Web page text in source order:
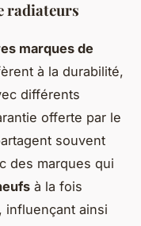
radiateurs
marques de
à la durabilité,
différents
offerte par le
souvent
des marques qui
à la fois
influençant ainsi